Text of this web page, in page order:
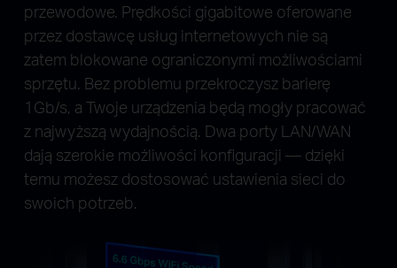
przewodowe. Prędkości gigabitowe oferowane
przez dostawcę usług internetowych nie są
zatem blokowane ograniczonymi możliwościami
sprzętu. Bez problemu przekroczysz barierę
1Gb/s, a Twoje urządzenia będą mogły pracować
z najwyższą wydajnością. Dwa porty LAN/WAN
dają szerokie możliwości konfiguracji — dzięki
temu możesz dostosować ustawienia sieci do
swoich potrzeb.